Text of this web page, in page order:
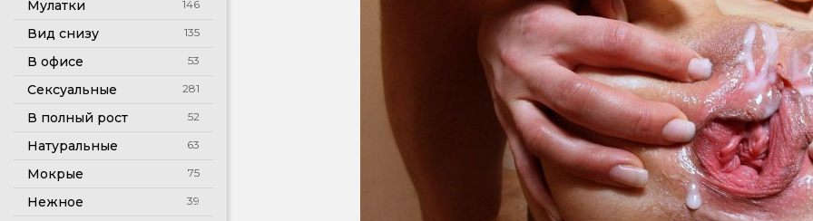
Мулатки 146
Вид снизу 135
В офисе 53
Сексуальные 281
В полный рост 52
Натуральные 63
Мокрые 75
Нежное 39